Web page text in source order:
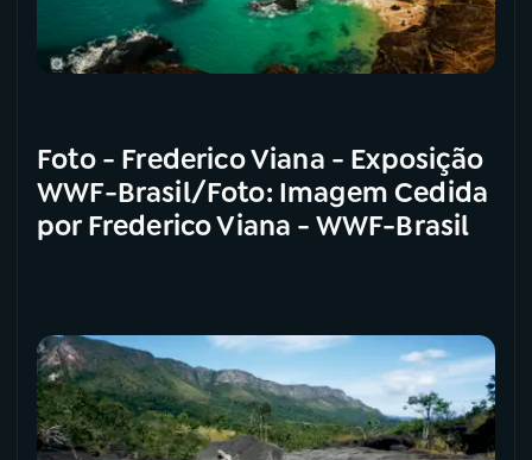
Foto - Frederico Viana - Exposição
WWF-Brasil/Foto: Imagem Cedida
por Frederico Viana - WWF-Brasil